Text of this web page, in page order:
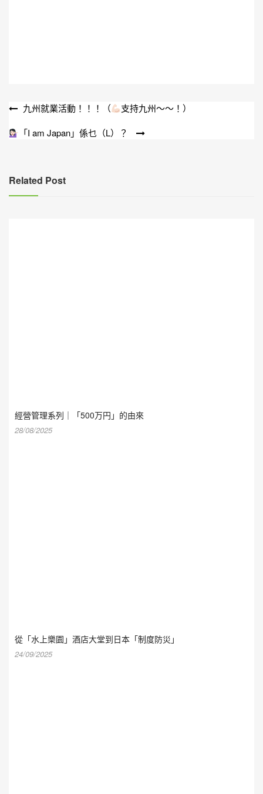
文
章
九州就業活動！！！（
支持九州～～！）
「I am Japan」係乜（L）？
Related Post
經營管理系列｜「500万円」的由來
28/08/2025
從「水上樂園」酒店大堂到日本「制度防災」
24/09/2025